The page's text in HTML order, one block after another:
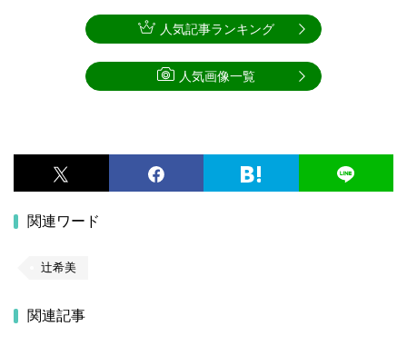
関連ワード
辻希美
関連記事
人気記事ランキング
人気画像一覧